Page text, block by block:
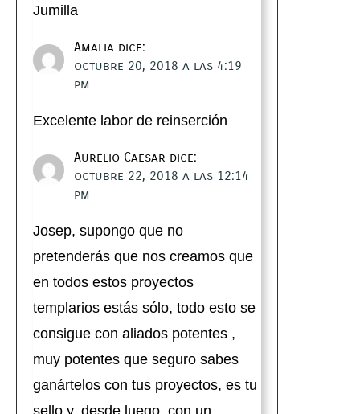
Jumilla
Amalia dice:
octubre 20, 2018 a las 4:19
pm
Excelente labor de reinserción
Aurelio Caesar dice:
octubre 22, 2018 a las 12:14
pm
Josep, supongo que no
pretenderás que nos creamos que
en todos estos proyectos
templarios estás sólo, todo esto se
consigue con aliados potentes ,
muy potentes que seguro sabes
ganártelos con tus proyectos, es tu
sello y, desde luego, con un